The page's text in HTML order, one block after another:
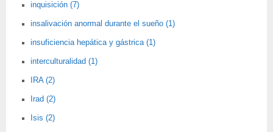
inquisición (7)
insalivación anormal durante el sueño (1)
insuficiencia hepática y gástrica (1)
interculturalidad (1)
IRA (2)
Irad (2)
Isis (2)